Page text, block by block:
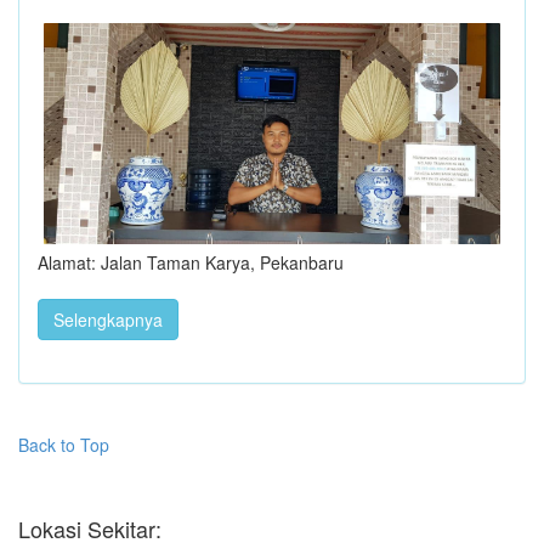
Alamat: Jalan Taman Karya, Pekanbaru
Selengkapnya
Back to Top
Lokasi Sekitar: